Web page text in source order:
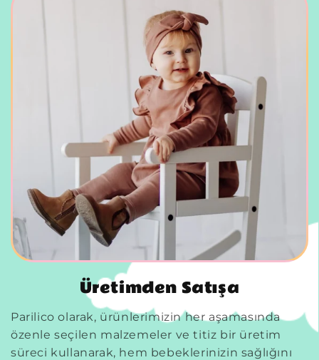
Üretimden Satışa
Parilico olarak, ürünlerimizin her aşamasında
özenle seçilen malzemeler ve titiz bir üretim
süreci kullanarak, hem bebeklerinizin sağlığını